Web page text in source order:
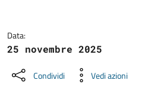
Data:
25 novembre 2025
Condividi Vedi azioni